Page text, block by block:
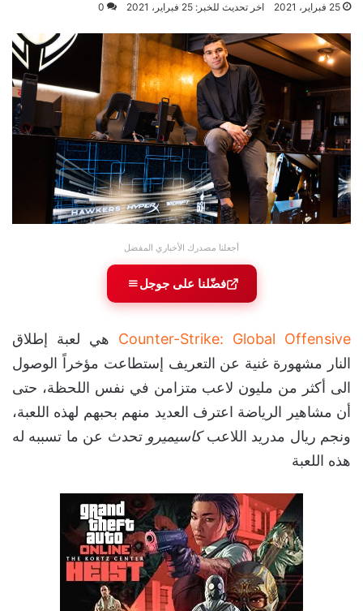
25 فبراير، 2021 اخر تحديث للخبر: 25 فبراير، 2021 0
أجعلنا مصدرك الأخباري المفضل
فضّلنا على جوجل
Counter-Strike: Global Offensive هي لعبة إطلاق
النار مشهورة غنية عن التعريف إستطاعت مؤخراً الوصول
الى أكثر من مليون لاعب متزامن في نفس اللحظة، حتى
أن مشاهير الرياضة اعترف العديد منهم بحبهم لهذه اللعبة،
ونجم ريال مدريد اللاعبكاسيميرو تحدث عن ما تسببه له
هذه اللعبة